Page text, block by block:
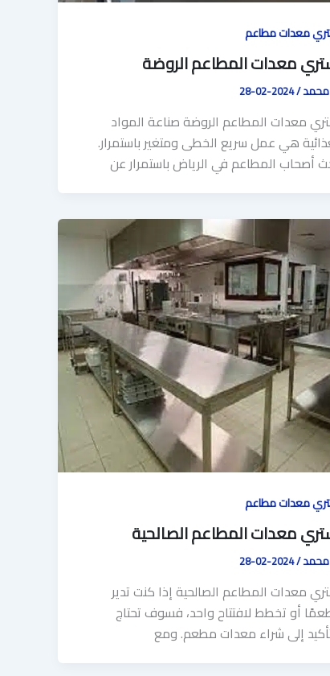
معدات مطاعم
معدات المطاعم الروضة
محمد/
2024-02-28
معدات المطاعم الروضة صناعة المواد
هي عمل سريع الخطى ومتغير باستمرار.
أصحاب المطاعم في الرياض باستمرار عن
معدات مطاعم
معدات المطاعم الصالحية
محمد/
2024-02-28
معدات المطاعم الصالحية إذا كنت تدير
أو تخطط لافتتاح واحد، فسوف تحتاج
إلى شراء معدات مطعم. ومع